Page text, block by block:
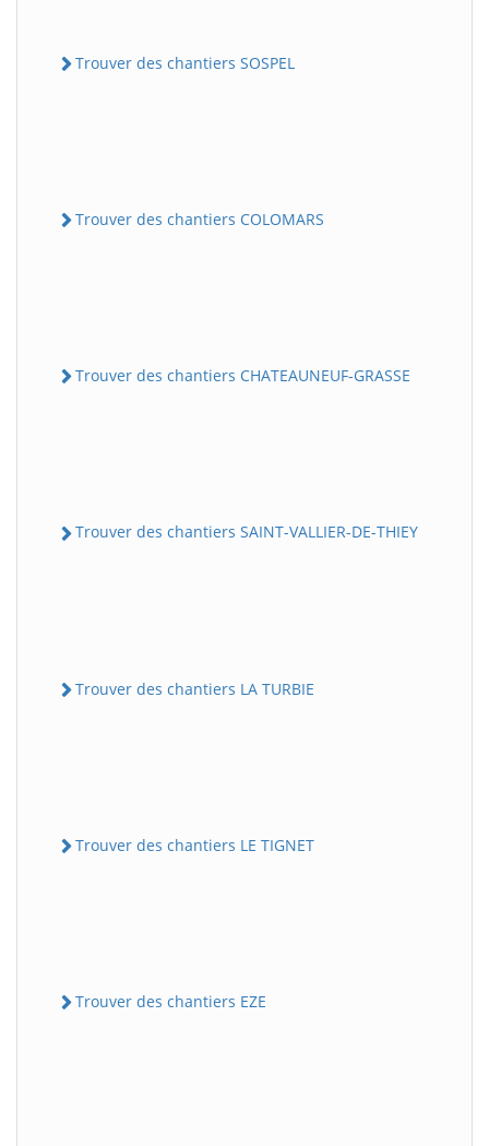
Trouver des chantiers SOSPEL
Trouver des chantiers COLOMARS
Trouver des chantiers CHATEAUNEUF-GRASSE
Trouver des chantiers SAINT-VALLIER-DE-THIEY
Trouver des chantiers LA TURBIE
Trouver des chantiers LE TIGNET
Trouver des chantiers EZE